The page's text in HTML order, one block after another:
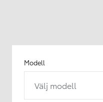
Från 238 900 kr
Modell
Välj modell